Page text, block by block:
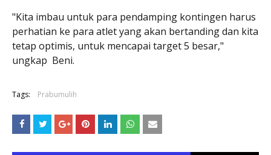
"Kita imbau untuk para pendamping kontingen harus
perhatian ke para atlet yang akan bertanding dan kita
tetap optimis, untuk mencapai target 5 besar,"
ungkap Beni.
Tags: Prabumulih